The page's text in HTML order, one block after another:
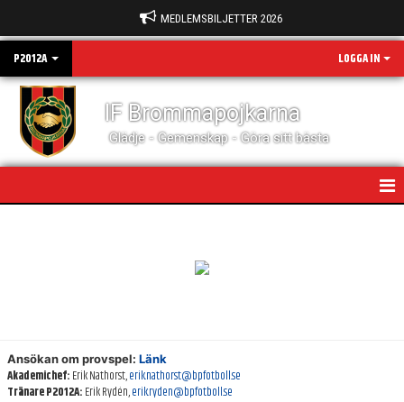
MEDLEMSBILJETTER 2026
P2012A LOGGA IN
IF Brommapojkarna
Glädje - Gemenskap - Göra sitt bästa
BILDGALLERI
Ansökan om provspel: Länk
Akademichef: Erik Nathorst,erik.nathorst@bpfotboll.se
Tränare P2012A: Erik Rydén,erik.ryden@bpfotboll.se